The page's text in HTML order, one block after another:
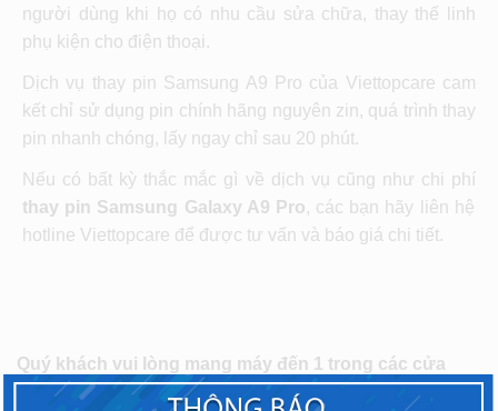
người dùng khi họ có nhu cầu sửa chữa, thay thế linh
phụ kiện cho điện thoại.
Dịch vụ thay pin Samsung A9 Pro của Viettopcare cam
kết chỉ sử dụng pin chính hãng nguyên zin, quá trình thay
pin nhanh chóng, lấy ngay chỉ sau 20 phút.
Nếu có bất kỳ thắc mắc gì về dịch vụ cũng như chi phí
thay pin Samsung Galaxy A9 Pro, các bạn hãy liên hệ
hotline Viettopcare để được tư vấn và báo giá chi tiết.
Quý khách vui lòng mang máy đến 1 trong các cửa
hàng Viettopcare TPHCMtại các khu vực: Quận 10,